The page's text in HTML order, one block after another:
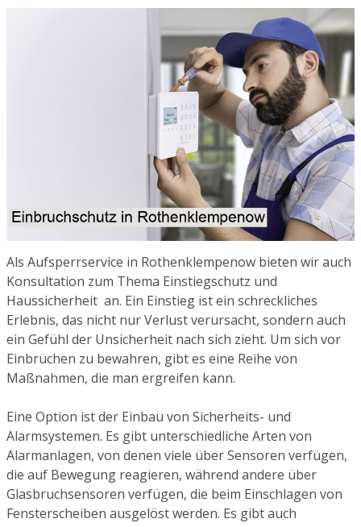
Als Aufsperrservice in Rothenklempenow bieten wir auch
Konsultation zum Thema Einstiegschutz und
Haussicherheit an. Ein Einstieg ist ein schreckliches
Erlebnis, das nicht nur Verlust verursacht, sondern auch
ein Gefühl der Unsicherheit nach sich zieht. Um sich vor
Einbrüchen zu bewahren, gibt es eine Reihe von
Maßnahmen, die man ergreifen kann.
Eine Option ist der Einbau von Sicherheits- und
Alarmsystemen. Es gibt unterschiedliche Arten von
Alarmanlagen, von denen viele über Sensoren verfügen,
die auf Bewegung reagieren, während andere über
Glasbruchsensoren verfügen, die beim Einschlagen von
Fensterscheiben ausgelöst werden. Es gibt auch